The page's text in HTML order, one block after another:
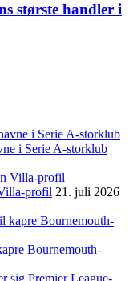
største handler i
i Serie A-storklub
profil 21. juli 2026
Bournemouth-